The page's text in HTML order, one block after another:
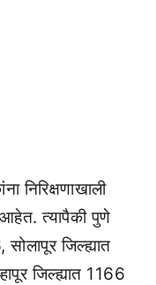
निरिक्षणाखाली
त्यापैकी पुणे
सोलापूर जिल्ह्यात
जिल्ह्यात 1166